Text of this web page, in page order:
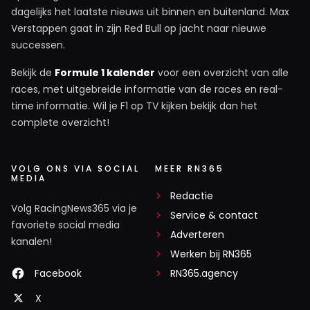
Misschien moet Leclerc is wat meer gaan winnen
S800S2000nsx
De sportsloefkes verkopen toch goed, zal de tifosi al
erg bij mee zijn....
Monic Armiento-Hissink
23 oktober 2025 11:49
@MonsterEnergie daar moet je wel een auto voor
hebben en niet dat koekblik die Ferrari hem geeft.
Leo Van den broek
dagelijks het laatste nieuws uit binnen en buitenland. Max
Verstappen gaat in zijn Red Bull op jacht naar nieuwe
successen.
Bekijk de Formule 1 kalender voor een overzicht van alle
races, met uitgebreide informatie van de races en real-
time informatie. Wil je F1 op TV kijken bekijk dan het
complete overzicht!
VOLG ONS VIA SOCIAL
MEDIA
Volg RacingNews365 via je
favoriete social media
kanalen!
Facebook
X
MEER RN365
Redactie
Service & contact
Adverteren
Werken bij RN365
RN365.agency